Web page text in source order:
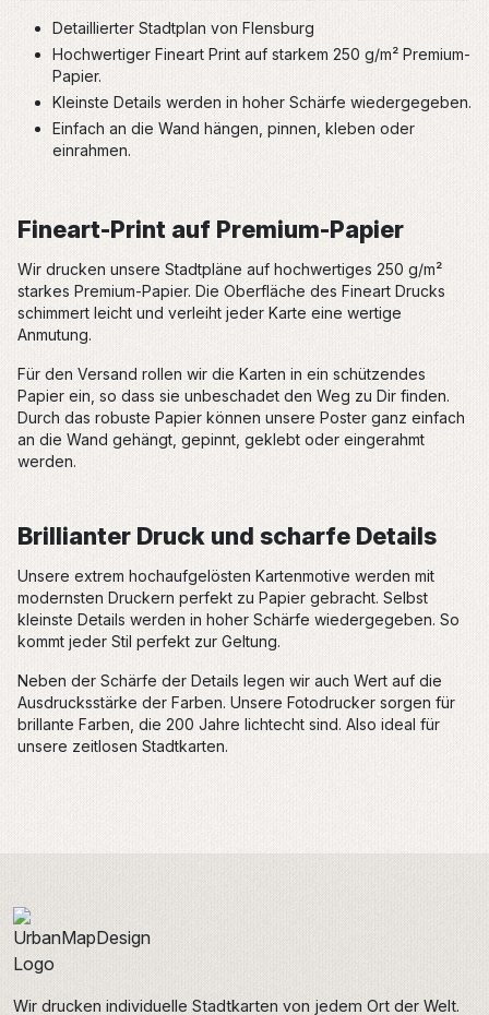
Detaillierter Stadtplan von Flensburg
Hochwertiger Fineart Print auf starkem 250 g/m² Premium-
Papier.
Kleinste Details werden in hoher Schärfe wiedergegeben.
Einfach an die Wand hängen, pinnen, kleben oder
einrahmen.
Fineart-Print auf Premium-Papier
Wir drucken unsere Stadtpläne auf hochwertiges 250 g/m²
starkes Premium-Papier. Die Oberfläche des Fineart Drucks
schimmert leicht und verleiht jeder Karte eine wertige
Anmutung.
Für den Versand rollen wir die Karten in ein schützendes
Papier ein, so dass sie unbeschadet den Weg zu Dir finden.
Durch das robuste Papier können unsere Poster ganz einfach
an die Wand gehängt, gepinnt, geklebt oder eingerahmt
werden.
Brillianter Druck und scharfe Details
Unsere extrem hochaufgelösten Kartenmotive werden mit
modernsten Druckern perfekt zu Papier gebracht. Selbst
kleinste Details werden in hoher Schärfe wiedergegeben. So
kommt jeder Stil perfekt zur Geltung.
Neben der Schärfe der Details legen wir auch Wert auf die
Ausdrucksstärke der Farben. Unsere Fotodrucker sorgen für
brillante Farben, die 200 Jahre lichtecht sind. Also ideal für
unsere zeitlosen Stadtkarten.
Wir drucken individuelle Stadtkarten von jedem Ort der Welt.